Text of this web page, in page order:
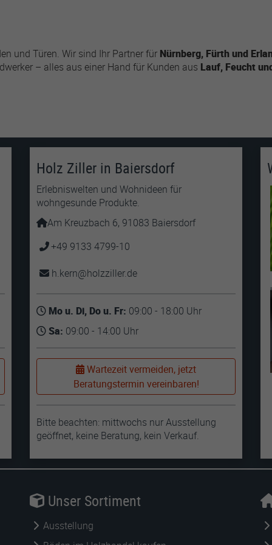
und Türen. Wir sind Ihr Partner für Nürnberg, Fürth und
– alles aus einer Hand für Kunden aus Lauf, Feucht
Holz Ziller in Baiersdorf
Erlebniswelten und Wohnideen für
wohngesunde Produkte.
Am Kreuzbach 6, 91083 Baiersdorf
+49 9133 4799-10
h.kern holzziller de
Mo u. Di, Do u. Fr: 09:00 - 18:00 Uhr
Sa: 09:00 - 14:00 Uhr
Wartezeit vermeiden, jetzt
Beratungstermin vereinbaren!
Bitte beachten: mittwochs nur Ausstellung
geöffnet, keine Beratung, kein Verkauf.
Unser Sortiment
Ausstellung